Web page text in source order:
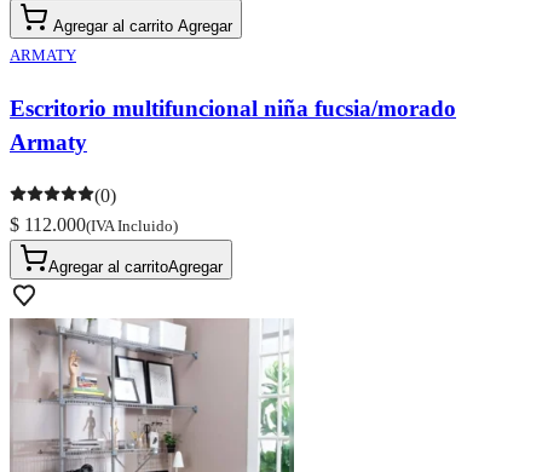
Agregar al carrito Agregar
ARMATY
Escritorio multifuncional niña fucsia/morado
Armaty
(0)
$ 112.000(IVA Incluido)
Agregar al carritoAgregar